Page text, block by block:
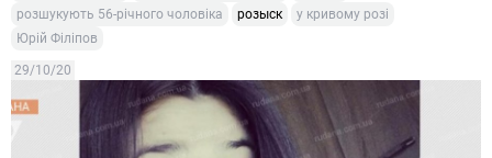
розшукують 56-річного чоловіка
розыск
у кривому розі
Юрій Філіпов
29/10/20